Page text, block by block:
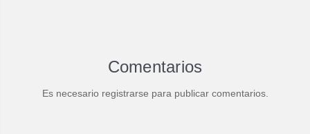
Comentarios
Es necesario registrarse para publicar comentarios.